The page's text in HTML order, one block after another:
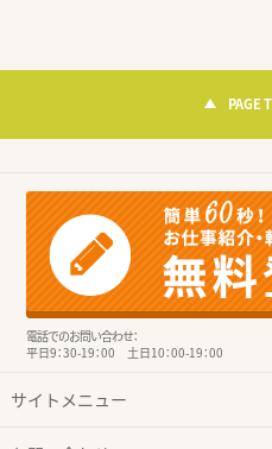
PAGE
電話でのお問い合わせ：
平日9：30-19：00 土日10：00-19：00
サイトメニュー